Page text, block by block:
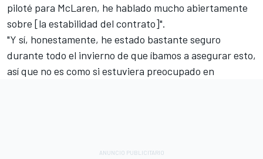
piloté para McLaren, he hablado mucho abiertamente
sobre [la estabilidad del contrato]".
"Y sí, honestamente, he estado bastante seguro
durante todo el invierno de que íbamos a asegurar esto,
así que no es como si estuviera preocupado en